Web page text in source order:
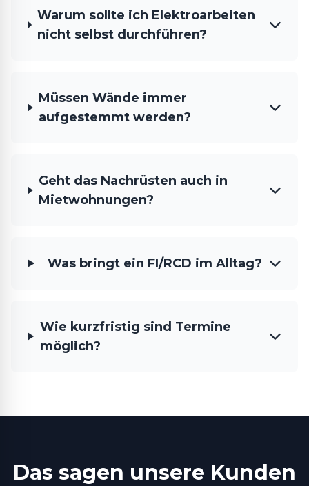
Warum sollte ich Elektroarbeiten
nicht selbst durchführen?
Müssen Wände immer
aufgestemmt werden?
Geht das Nachrüsten auch in
Mietwohnungen?
Was bringt ein FI/RCD im Alltag?
Wie kurzfristig sind Termine
möglich?
Das sagen unsere Kunden